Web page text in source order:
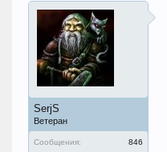
SerjS
Ветеран
Сообщения:
846